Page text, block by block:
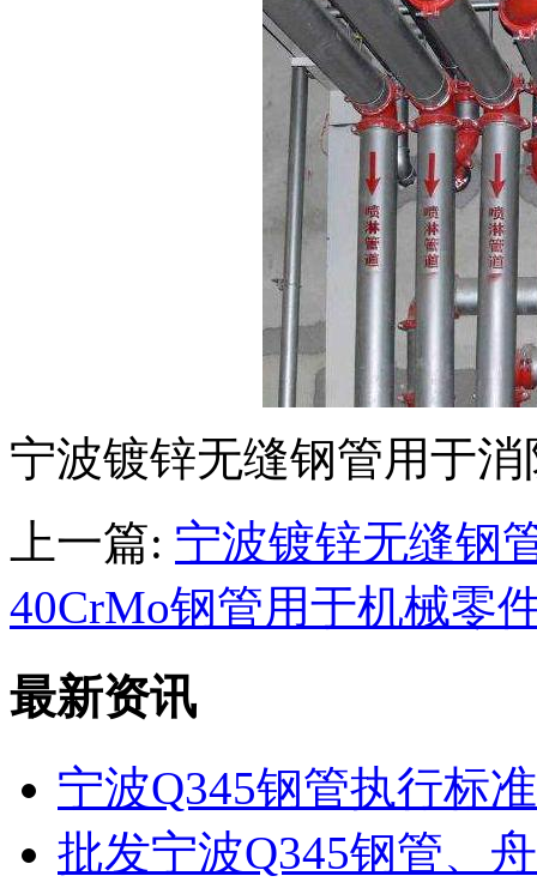
宁波镀锌无缝钢管用于消
上一篇: 宁波镀锌无缝钢
40CrMo钢管用于机械零
最新资讯
宁波Q345钢管执行标
批发宁波Q345钢管、